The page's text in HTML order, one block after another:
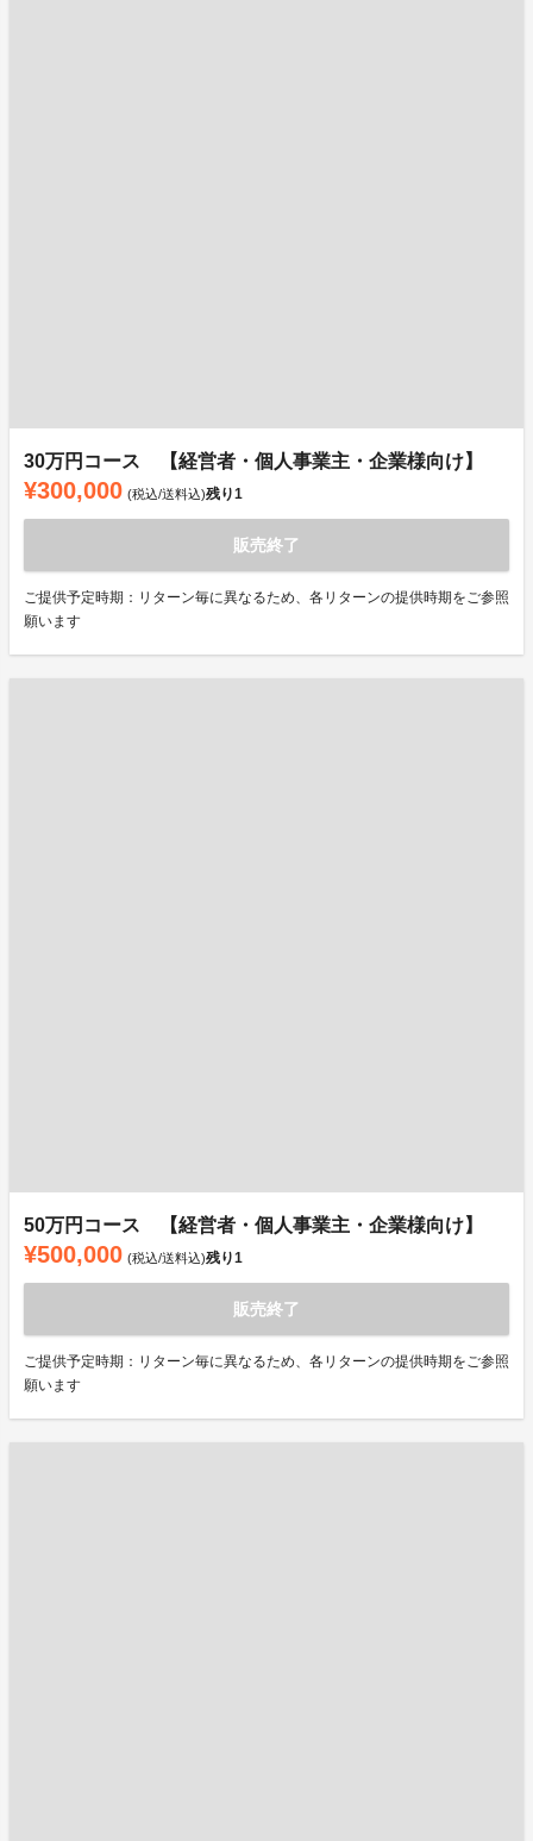
30万円コース 【経営者・個人事業主・企業様向け】
¥300,000 (税込/送料込)残り1
販売終了
ご提供予定時期：リターン毎に異なるため、各リターンの提供時期をご参照
願います
50万円コース 【経営者・個人事業主・企業様向け】
¥500,000 (税込/送料込)残り1
販売終了
ご提供予定時期：リターン毎に異なるため、各リターンの提供時期をご参照
願います